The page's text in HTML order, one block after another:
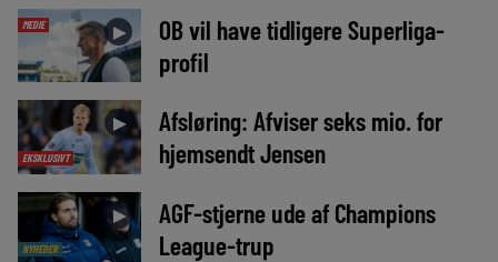
MEDIE ►
OB vil have tidligere Superliga-
profil
EKSKLUSIVT
►
Afsløring: Afviser seks mio. for
hjemsendt Jensen
NYHEDER
►
AGF-stjerne ude af Champions
League-trup